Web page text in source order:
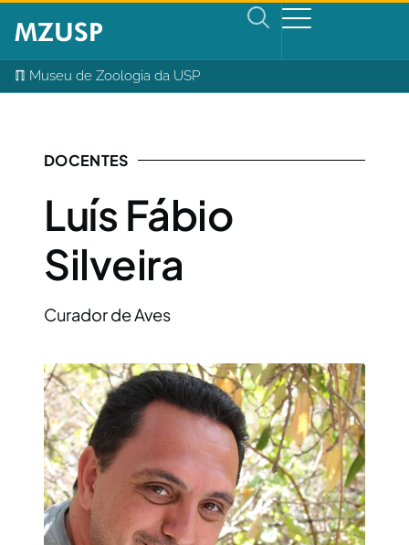
ℿ Museu de Zoologia da USP
DOCENTES
Luís Fábio
Silveira
Curador de Aves